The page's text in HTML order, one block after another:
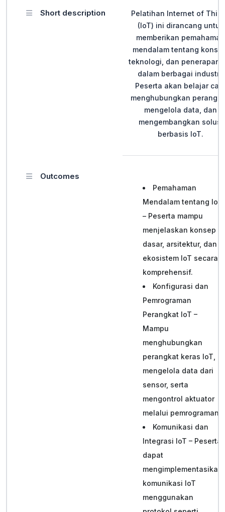
Short description
Pelatihan Internet of
(IoT) ini dirancang untuk
memberikan pemahaman
mendalam tentang
teknologi, dan penerapan
dalam berbagai industri.
Peserta akan belajar
menghubungkan
mengelola data, dan
mengembangkan solusi
berbasis IoT.
Outcomes
Pemahaman
Mendalam tentang IoT
– Peserta mampu
menjelaskan konsep
dasar, arsitektur, dan
ekosistem IoT secara
komprehensif.
Konfigurasi dan
Pemrograman
Perangkat IoT –
Mampu
menghubungkan
perangkat keras IoT,
mengelola data dari
sensor, serta
mengontrol aktuator
melalui pemrograman.
Komunikasi dan
Integrasi IoT – Peserta
dapat
mengimplementasikan
komunikasi IoT
menggunakan